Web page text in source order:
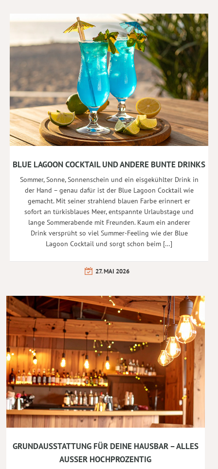
BLUE LAGOON COCKTAIL UND ANDERE BUNTE DRINKS
Sommer, Sonne, Sonnenschein und ein eisgekühlter Drink in
der Hand – genau dafür ist der Blue Lagoon Cocktail wie
gemacht. Mit seiner strahlend blauen Farbe erinnert er
sofort an türkisblaues Meer, entspannte Urlaubstage und
lange Sommerabende mit Freunden. Kaum ein anderer
Drink versprüht so viel Summer-Feeling wie der Blue
Lagoon Cocktail und sorgt schon beim […]
27. MAI 2026
GRUNDAUSSTATTUNG FÜR DEINE HAUSBAR – ALLES
AUSSER HOCHPROZENTIG